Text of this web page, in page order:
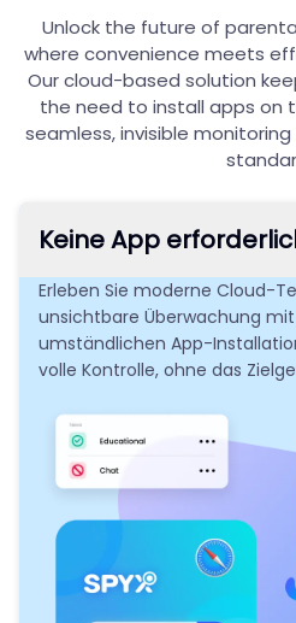
Unlock the future of
where convenience meets
Our cloud-based solution
the need to install apps on
seamless, invisible
Keine App
Erleben Sie moderne Cloud-
unsichtbare Überwachung mit
umständlichen App-
volle Kontrolle, ohne das